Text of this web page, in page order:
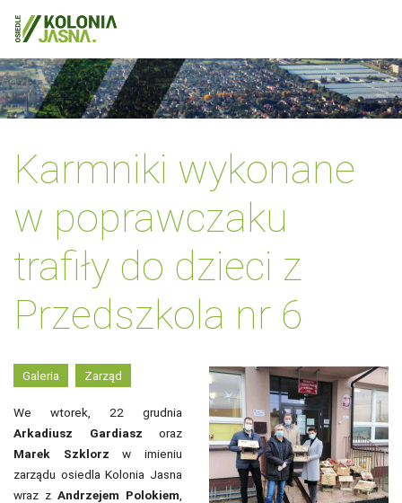
Karmniki wykonane
w poprawczaku
trafiły do dzieci z
Przedszkola nr 6
Galeria Zarząd
We wtorek, 22 grudnia
Arkadiusz Gardiasz oraz
Marek Szklorz w imieniu
zarządu osiedla Kolonia Jasna
wraz z Andrzejem Polokiem